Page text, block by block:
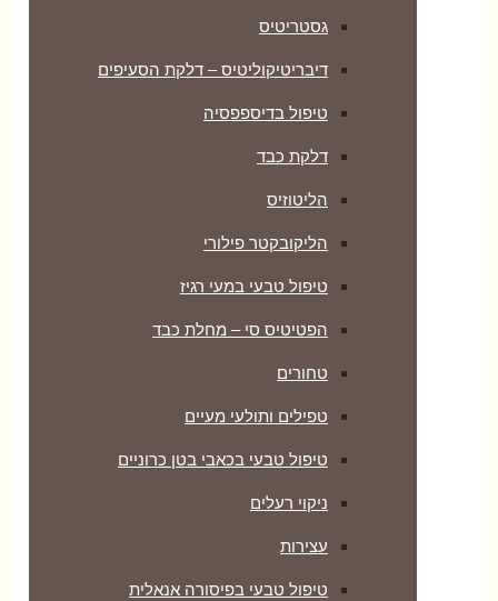
גסטריטיס
דיבריטיקוליטיס – דלקת הסעיפים
טיפול בדיספפסיה
דלקת כבד
הליטוזיס
הליקובקטר פילורי
טיפול טבעי במעי רגיז
הפטיטיס סי – מחלת כבד
טחורים
טפילים ותולעי מעיים
טיפול טבעי בכאבי בטן כרוניים
ניקוי רעלים
עצירות
טיפול טבעי בפיסורה אנאלית